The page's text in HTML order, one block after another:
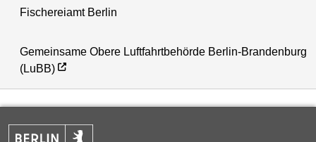
Fischereiamt Berlin
Gemeinsame Obere Luftfahrtbehörde Berlin-Brandenburg
(LuBB)